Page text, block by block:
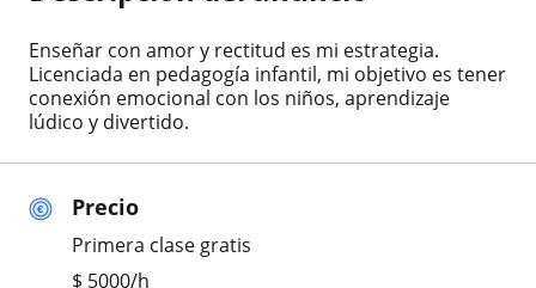
Precio
Primera clase gratis
$ 5000/h
Enseñar con amor y rectitud es mi estrategia.
Licenciada en pedagogía infantil, mi objetivo es tener
conexión emocional con los niños, aprendizaje
lúdico y divertido.